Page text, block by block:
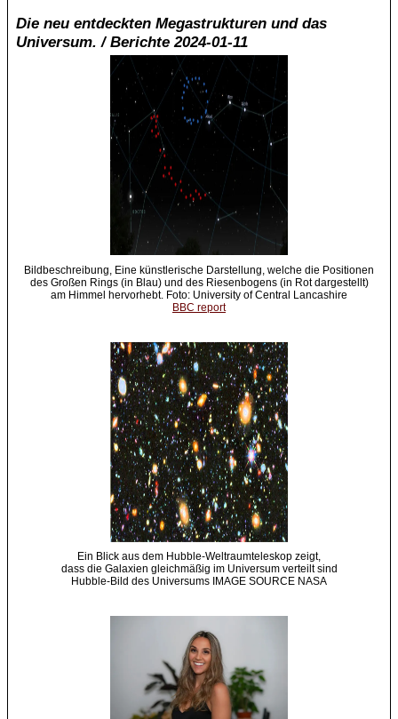
Die neu entdeckten Megastrukturen und das
Universum. / Berichte 2024-01-11
Bildbeschreibung, Eine künstlerische Darstellung, welche die Positionen
des Großen Rings (in Blau) und des Riesenbogens (in Rot dargestellt)
am Himmel hervorhebt. Foto: University of Central Lancashire
BBC report
Ein Blick aus dem Hubble-Weltraumteleskop zeigt,
dass die Galaxien gleichmäßig im Universum verteilt sind
Hubble-Bild des Universums IMAGE SOURCE NASA